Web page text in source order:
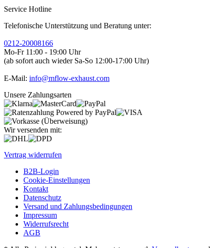
Service Hotline
Telefonische Unterstützung und Beratung unter:
0212-20008166
Mo-Fr 11:00 - 19:00 Uhr
(ab sofort auch wieder Sa-So 12:00-17:00 Uhr)
E-Mail: info@mflow-exhaust.com
Unsere Zahlungsarten
Wir versenden mit:
Vertrag widerrufen
B2B-Login
Cookie-Einstellungen
Kontakt
Datenschutz
Versand und Zahlungsbedingungen
Impressum
Widerrufsrecht
AGB